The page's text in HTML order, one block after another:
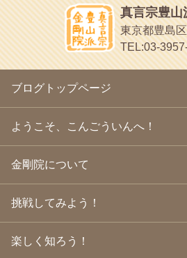
2010年5月(22)
2010年4月(25)
2010年3月
(22)
2010年2月(23)
2010年1月(23)
(18)
2009年11月
(20)
2009年10月(20)
2009年9月 (20)
2009年6月(22)
2009年5月(20)
2009年4月
(24)
2009年3月(21)
2009年2月(19)
2009年1月(25)
放言じゃなくて和尚さんの名前だよ
面白いサイトみつけたよ。
ヘェ～という感じ
chocolab.Air♪DIALY
ラブラドールのワンちゃんがかわいいよ
真言宗豊山
東京都豊島
TEL:03-
ブログトップページ
ようこそ、こんごういんへ！
金剛院について
挑戦してみよう！
楽しく知ろう！